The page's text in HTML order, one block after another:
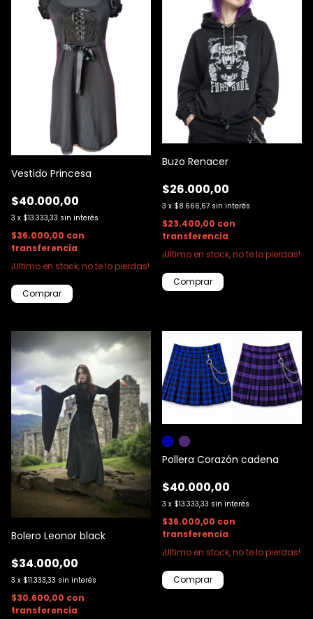
Vestido Princesa
$40.000,00
3 x $13.333,33 sin interés
$36.000,00 con
transferencia
¡Ultimo en stock, no te lo pierdas!
Comprar
Buzo Renacer
$26.000,00
3 x $8.666,67 sin interés
$23.400,00 con
transferencia
¡Ultimo en stock, no te lo pierdas!
Comprar
Bolero Leonor black
$34.000,00
3 x $11.333,33 sin interés
$30.600,00 con
transferencia
Pollera Corazón cadena
$40.000,00
3 x $13.333,33 sin interés
$36.000,00 con
transferencia
¡Ultimo en stock, no te lo pierdas!
Comprar